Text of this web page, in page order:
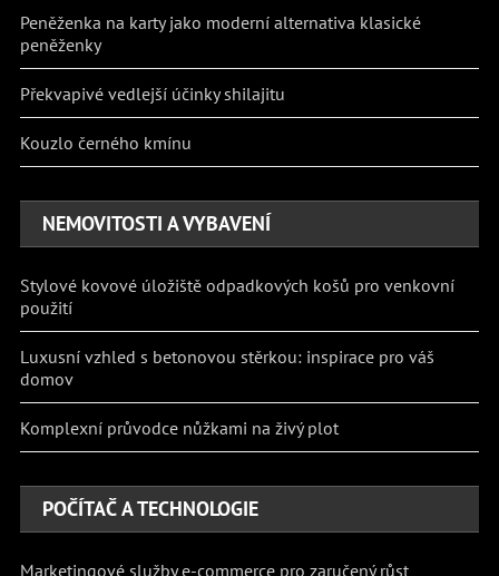
Peněženka na karty jako moderní alternativa klasické
peněženky
Překvapivé vedlejší účinky shilajitu
Kouzlo černého kmínu
NEMOVITOSTI A VYBAVENÍ
Stylové kovové úložiště odpadkových košů pro venkovní
použití
Luxusní vzhled s betonovou stěrkou: inspirace pro váš
domov
Komplexní průvodce nůžkami na živý plot
POČÍTAČ A TECHNOLOGIE
Marketingové služby e-commerce pro zaručený růst